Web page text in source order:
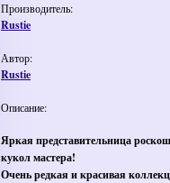
Производитель:
Rustie
Автор:
Rustie
Описание:
Яркая представительница
кукол мастера!
Очень редкая и красивая